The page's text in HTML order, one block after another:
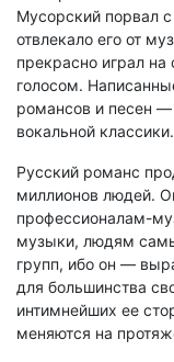
Мусорский порвал
отвлекало его от
прекрасно играл
голосом.
романсов и песен
вокальной классики.
Русский романс
миллионов людей.
профессионалам-
музыки, людям
групп, ибо он —
для большинства
интимнейших ее
меняются на